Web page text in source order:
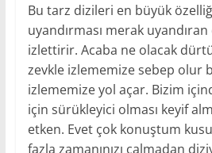
Bu tarz dizileri en büyük
uyandırması merak
izlettirir. Acaba ne olacak
zevkle izlememize sebep olur
izlememize yol açar. Bizim
için sürükleyici olması keyif
etken. Evet çok konuştum
fazla zamanınızı çalmadan